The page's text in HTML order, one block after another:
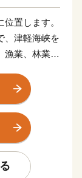
置します。
、津軽海峡を
漁業、林業が
、厳寒の津
作などを祈
ベントなど